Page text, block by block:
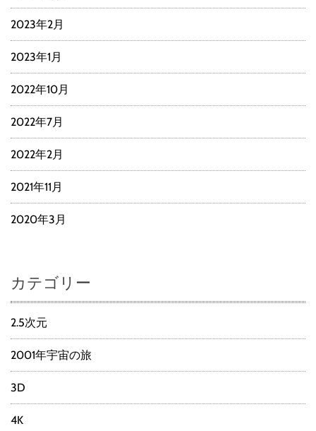
2023年2月
2023年1月
2022年10月
2022年7月
2022年2月
2021年11月
2020年3月
カテゴリー
2.5次元
2001年宇宙の旅
3D
4K